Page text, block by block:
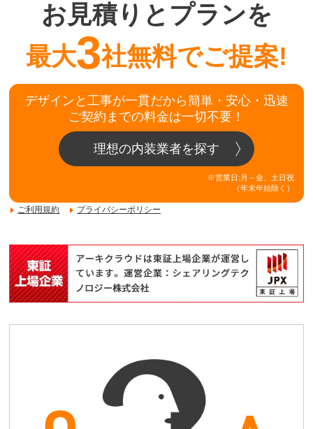
お見積りとプランを
最大3社無料でご提案!
デザインと工事が一貫だから簡単・安心・迅速
ご契約までの料金は一切不要！
理想の内装業者を探す
※営業日:月～金、土日祝
（年末年始除く）
ご利用規約 プライバシーポリシー